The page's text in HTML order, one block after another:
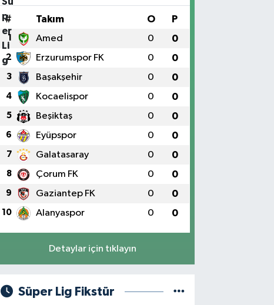
# Takım O P
1 Amed 0 0
2 Erzurumspor FK 0 0
3 Başakşehir 0 0
4 Kocaelispor 0 0
5 Beşiktaş 0 0
6 Eyüpspor 0 0
7 Galatasaray 0 0
8 Çorum FK 0 0
9 Gaziantep FK 0 0
10 Alanyaspor 0 0
Detaylar için tıklayın
Süper Lig Fikstür